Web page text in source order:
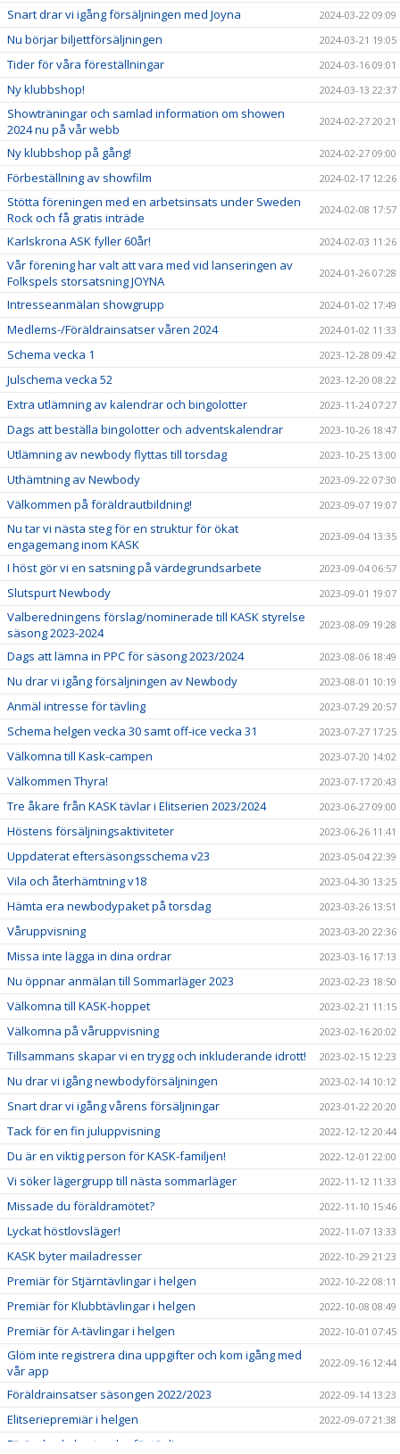
Snart drar vi igång försäljningen med Joyna 2024-03-22 09:09
Nu börjar biljettförsäljningen 2024-03-21 19:05
Tider för våra föreställningar 2024-03-16 09:01
Ny klubbshop! 2024-03-13 22:37
Showträningar och samlad information om showen
2024 nu på vår webb
2024-02-27 20:21
Ny klubbshop på gång! 2024-02-27 09:00
Förbeställning av showfilm 2024-02-17 12:26
Stötta föreningen med en arbetsinsats under Sweden
Rock och få gratis inträde
2024-02-08 17:57
Karlskrona ASK fyller 60år! 2024-02-03 11:26
Vår förening har valt att vara med vid lanseringen av
Folkspels storsatsning JOYNA
2024-01-26 07:28
Intresseanmälan showgrupp 2024-01-02 17:49
Medlems-/Föräldrainsatser våren 2024 2024-01-02 11:33
Schema vecka 1 2023-12-28 09:42
Julschema vecka 52 2023-12-20 08:22
Extra utlämning av kalendrar och bingolotter 2023-11-24 07:27
Dags att beställa bingolotter och adventskalendrar 2023-10-26 18:47
Utlämning av newbody flyttas till torsdag 2023-10-25 13:00
Uthämtning av Newbody 2023-09-22 07:30
Välkommen på föräldrautbildning! 2023-09-07 19:07
Nu tar vi nästa steg för en struktur för ökat
engagemang inom KASK
2023-09-04 13:35
I höst gör vi en satsning på värdegrundsarbete 2023-09-04 06:57
Slutspurt Newbody 2023-09-01 19:07
Valberedningens förslag/nominerade till KASK styrelse
säsong 2023-2024
2023-08-09 19:28
Dags att lämna in PPC för säsong 2023/2024 2023-08-06 18:49
Nu drar vi igång försäljningen av Newbody 2023-08-01 10:19
Anmäl intresse för tävling 2023-07-29 20:57
Schema helgen vecka 30 samt off-ice vecka 31 2023-07-27 17:25
Välkomna till Kask-campen 2023-07-20 14:02
Välkommen Thyra! 2023-07-17 20:43
Tre åkare från KASK tävlar i Elitserien 2023/2024 2023-06-27 09:00
Höstens försäljningsaktiviteter 2023-06-26 11:41
Uppdaterat eftersäsongsschema v23 2023-05-04 22:39
Vila och återhämtning v18 2023-04-30 13:25
Hämta era newbodypaket på torsdag 2023-03-26 13:51
Våruppvisning 2023-03-20 22:36
Missa inte lägga in dina ordrar 2023-03-16 17:13
Nu öppnar anmälan till Sommarläger 2023 2023-02-23 18:50
Välkomna till KASK-hoppet 2023-02-21 11:15
Välkomna på våruppvisning 2023-02-16 20:02
Tillsammans skapar vi en trygg och inkluderande idrott! 2023-02-15 12:23
Nu drar vi igång newbodyförsäljningen 2023-02-14 10:12
Snart drar vi igång vårens försäljningar 2023-01-22 20:20
Tack för en fin juluppvisning 2022-12-12 20:44
Du är en viktig person för KASK-familjen! 2022-12-01 22:00
Vi söker lägergrupp till nästa sommarläger 2022-11-12 11:33
Missade du föräldramötet? 2022-11-10 15:46
Lyckat höstlovsläger! 2022-11-07 13:33
KASK byter mailadresser 2022-10-29 21:23
Premiär för Stjärntävlingar i helgen 2022-10-22 08:11
Premiär för Klubbtävlingar i helgen 2022-10-08 08:49
Premiär för A-tävlingar i helgen 2022-10-01 07:45
Glöm inte registrera dina uppgifter och kom igång med
vår app
2022-09-16 12:44
Föräldrainsatser säsongen 2022/2023 2022-09-14 13:23
Elitseriepremiär i helgen 2022-09-07 21:38
Förändrade kostnader för tävlingar